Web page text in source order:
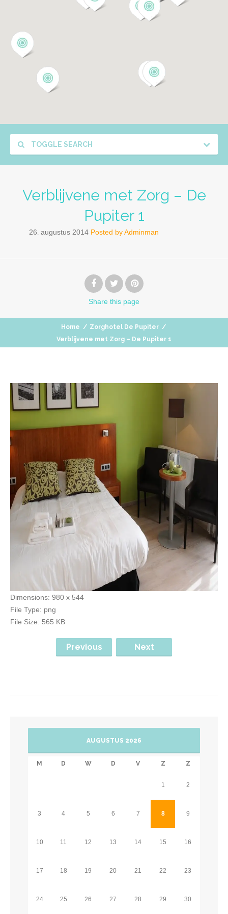
TOGGLE SEARCH
Verblijvene met Zorg – De
Pupiter 1
26. augustus 2014 Posted byAdminman
Share this page
Home / Zorghotel De Pupiter /
Verblijvene met Zorg – De Pupiter 1
Dimensions: 980 x 544
File Type: png
File Size: 565 KB
Previous Next
AUGUSTUS 2026
M D W D V Z Z
1 2
3 4 5 6 7 8 9
10 11 12 13 14 15 16
17 18 19 20 21 22 23
24 25 26 27 28 29 30